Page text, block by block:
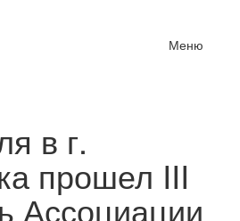
Меню
в г.
прошел III
Ассоциации